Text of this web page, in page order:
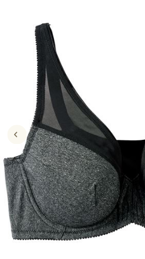
メンズ下着
ジュニア・ティーンズ下着
メンズファッション
メンズ下着
家電・雑貨すべて
キッチン・雑貨・日用品
寝具・インテリア・家具
寝具・インテリア・家具通販すべて
家具・収納
寝具・ベッド
カーテン・ラグ・ファブリック
美容・健康
美容・健康通販すべて
美容・健康・サプリメント
制服・スクール
制服・スクールすべて
制服・学生服
ジュニア・ティーンズ下着
大きいサイズ
大きいサイズ通販すべて
大きいサイズ レディース服
大きいサイズ レディース下着
バーゲン
バーゲンセール
シークレットセール
詳細検索
商品カテゴリ一覧
キッチン・雑貨・日用品
家具・収納
寝具・ベッド
カーテン・ラグ・ファブリック
美容・健康通販すべて
美容・健康・サプリメント
制服・スクール
制服・スクールすべて
制服・学生服
ジュニア・ティーンズ下着
大きいサイズ
大きいサイズ通販すべて
大きいサイズ レディース服
大きいサイズ レディース下着
大きいサイズ メンズ
バーゲン
バーゲンセール
シークレットセール
詳細検索
商品カテゴリ一覧
カタログ
カタログ・チラシからのご注文